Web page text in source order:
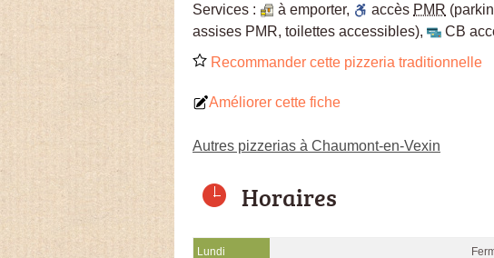
Services :
à emporter, accès PMR
assises PMR, toilettes accessibles), CB
Recommander cette pizzeria traditionnelle
Améliorer cette fiche
Autres pizzerias à Chaumont-en-Vexin
Horaires
Lundi